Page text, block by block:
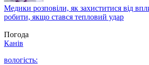
Медики розповіли, як захиститися від
робити, якщо стався тепловий удар
Погода
Канів
вологість: